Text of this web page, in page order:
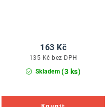
Skladem (3 ks)
135 Kč bez DPH
163 Kč